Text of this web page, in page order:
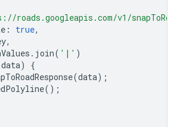
:
:
:
: { "latitude": -35.2822739
: "ChIJ601MoWlNFmsR5mvkfPp2ovA"
roads.googleapis.com/v1/
: true,
,
. join( '|' )
data)
{
(data);
();